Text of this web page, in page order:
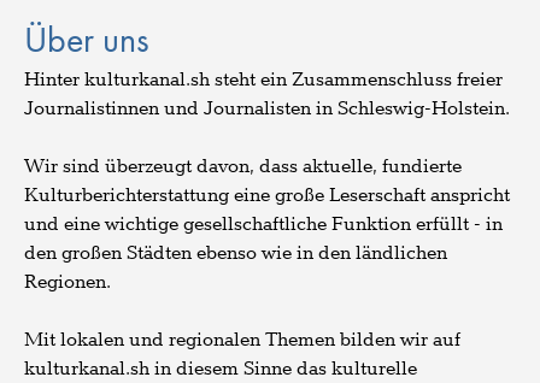
Über uns
Hinter kulturkanal.sh steht ein Zusammenschluss freier
Journalistinnen und Journalisten in Schleswig-Holstein.
Wir sind überzeugt davon, dass aktuelle, fundierte
Kulturberichterstattung eine große Leserschaft anspricht
und eine wichtige gesellschaftliche Funktion erfüllt - in
den großen Städten ebenso wie in den ländlichen
Regionen.
Mit lokalen und regionalen Themen bilden wir auf
kulturkanal.sh in diesem Sinne das kulturelle